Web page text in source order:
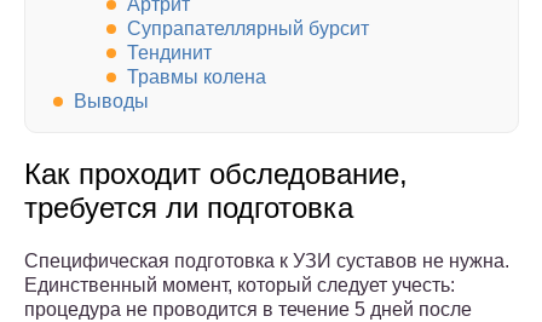
Артрит
Супрапателлярный бурсит
Тендинит
Травмы колена
Выводы
Как проходит обследование,
требуется ли подготовка
Специфическая подготовка к УЗИ суставов не нужна.
Единственный момент, который следует учесть:
процедура не проводится в течение 5 дней после